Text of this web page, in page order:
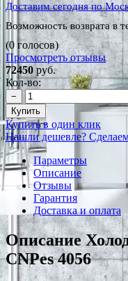
Доставим сегодня по
Возможность возврата в
(0 голосов)
Просмотреть отзывы
72450руб.
Кол-во:
−
Купить
Купить в один клик
Нашли дешевле?
Параметры
Описание
Отзывы
Гарантия
Доставка и оплата
Описание
CNPes 4056